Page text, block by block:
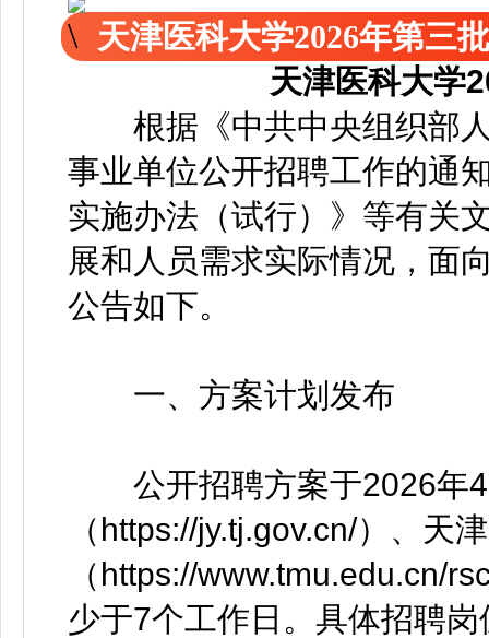
天津医科大学2026年第三
天津医科大学
根据《中共中央组织部人
事业单位公开招聘工作的通
实施办法（试行）》等有关
展和人员需求实际情况，面
公告如下。
一、方案计划发布
公开招聘方案于2026年4
（https://jy.tj.gov.cn/）、天
（https://www.tmu.edu.cn/
少于7个工作日。具体招聘